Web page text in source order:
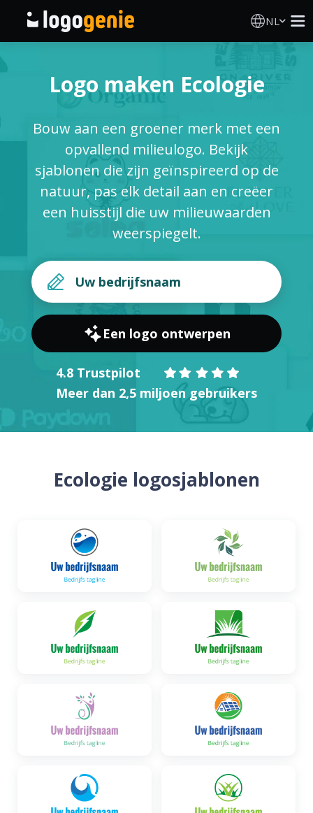
NL
AI logogenerator
Logo-ideeën
Gedrukte producten
Over
INLOGGEN
Logo maken Ecologie
Bouw aan een groener merk met een
opvallend milieulogo. Bekijk
sjablonen die zijn geïnspireerd op de
natuur, pas elk detail aan en creëer
een huisstijl die uw milieuwaarden
weerspiegelt.
Een logo ontwerpen
4.8 Trustpilot
Meer dan 2,5 miljoen gebruikers
Ecologie logosjablonen